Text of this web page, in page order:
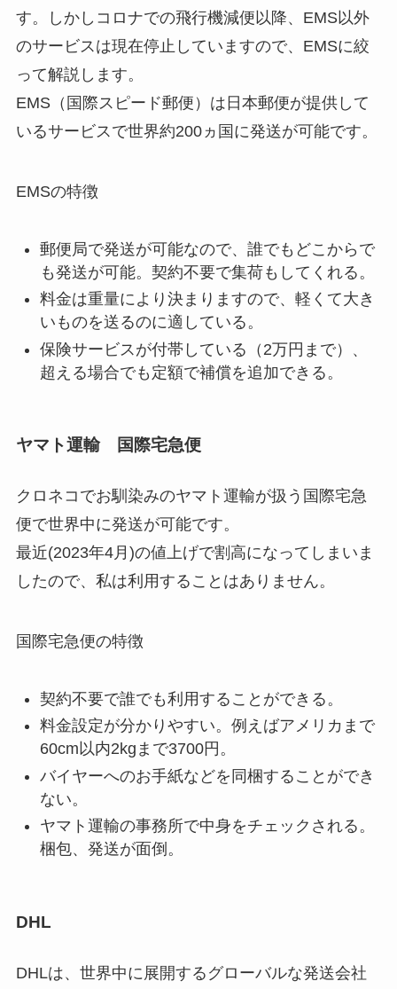
す。しかしコロナでの飛行機減便以降、EMS以外
のサービスは現在停止していますので、EMSに絞
って解説します。
EMS（国際スピード郵便）は日本郵便が提供して
いるサービスで世界約200ヵ国に発送が可能です。
EMSの特徴
郵便局で発送が可能なので、誰でもどこからで
も発送が可能。契約不要で集荷もしてくれる。
料金は重量により決まりますので、軽くて大き
いものを送るのに適している。
保険サービスが付帯している（2万円まで）、
超える場合でも定額で補償を追加できる。
ヤマト運輸 国際宅急便
クロネコでお馴染みのヤマト運輸が扱う国際宅急
便で世界中に発送が可能です。
最近(2023年4月)の値上げで割高になってしまいま
したので、私は利用することはありません。
国際宅急便の特徴
契約不要で誰でも利用することができる。
料金設定が分かりやすい。例えばアメリカまで
60cm以内2kgまで3700円。
バイヤーへのお手紙などを同梱することができ
ない。
ヤマト運輸の事務所で中身をチェックされる。
梱包、発送が面倒。
DHL
DHLは、世界中に展開するグローバルな発送会社